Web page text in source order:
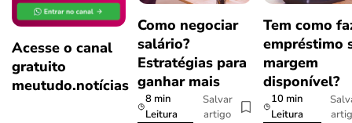
Acesse o canal
gratuito
meutudo.notícias
Como negociar
salário?
Estratégias para
ganhar mais
8 min
Leitura
Salvar
artigo
Tem como
empréstimo
margem
disponível?
10 min
Leitura